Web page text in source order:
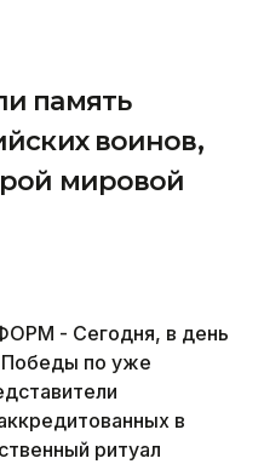
память
воинов,
мировой
- Сегодня, в день
по уже
в
ритуал